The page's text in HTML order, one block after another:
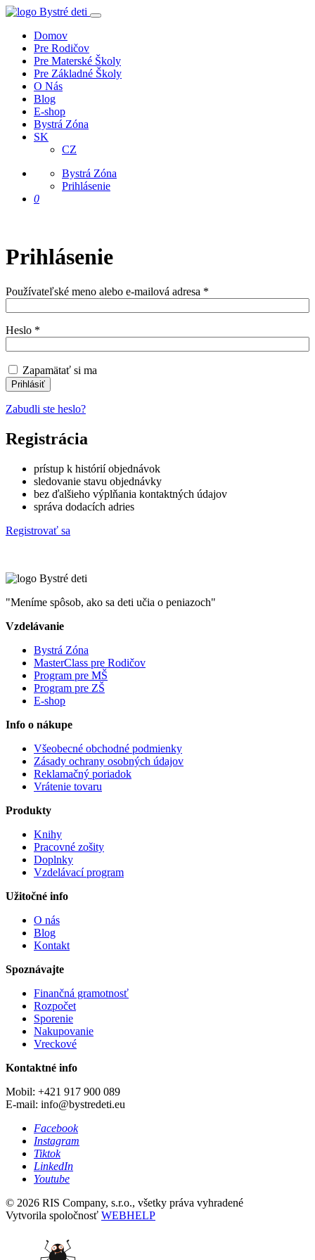
Domov
Pre Rodičov
Pre Materské Školy
Pre Základné Školy
O Nás
Blog
E-shop
Bystrá Zóna
SK
CZ
Bystrá Zóna
Prihlásenie
0
Prihlásenie
Používateľské meno alebo e-mailová adresa *
Heslo *
Zapamätať si ma
Prihlásiť
Zabudli ste heslo?
Registrácia
prístup k histórií objednávok
sledovanie stavu objednávky
bez ďalšieho výplňania kontaktných údajov
správa dodacích adries
Registrovať sa
"Meníme spôsob, ako sa deti učia o peniazoch"
Vzdelávanie
Bystrá Zóna
MasterClass pre Rodičov
Program pre MŠ
Program pre ZŠ
E-shop
Info o nákupe
Všeobecné obchodné podmienky
Zásady ochrany osobných údajov
Reklamačný poriadok
Vrátenie tovaru
Produkty
Knihy
Pracovné zošity
Doplnky
Vzdelávací program
Užitočné info
O nás
Blog
Kontakt
Spoznávajte
Finančná gramotnosť
Rozpočet
Sporenie
Nakupovanie
Vreckové
Kontaktné info
Mobil: +421 917 900 089
E-mail: info@bystredeti.eu
Facebook
Instagram
Tiktok
LinkedIn
Youtube
© 2026 RIS Company, s.r.o., všetky práva vyhradené
Vytvorila spoločnosť WEBHELP